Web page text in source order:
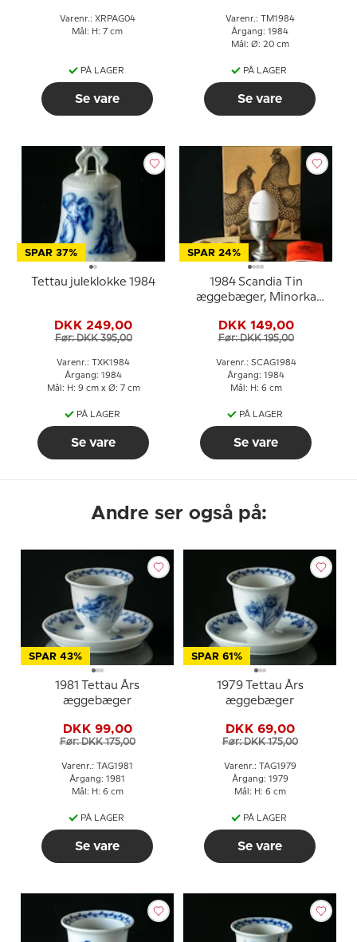
Varenr.: XRPAG04
Mål: H: 7 cm
PÅ LAGER
Se vare
Varenr.: TM1984
Årgang: 1984
Mål: Ø: 20 cm
PÅ LAGER
Se vare
SPAR 37%
Tettau juleklokke 1984
DKK 249,00
Før: DKK 395,00
Varenr.: TXK1984
Årgang: 1984
Mål: H: 9 cm x Ø: 7 cm
PÅ LAGER
Se vare
SPAR 24%
1984 Scandia Tin
æggebæger, Minorka
DKK 149,00
Før: DKK 195,00
Varenr.: SCAG1984
Årgang: 1984
Mål: H: 6 cm
PÅ LAGER
Se vare
Andre ser også på:
SPAR 43%
1981 Tettau Års
æggebæger
DKK 99,00
Før: DKK 175,00
Varenr.: TAG1981
Årgang: 1981
Mål: H: 6 cm
PÅ LAGER
Se vare
SPAR 61%
1979 Tettau Års
æggebæger
DKK 69,00
Før: DKK 175,00
Varenr.: TAG1979
Årgang: 1979
Mål: H: 6 cm
PÅ LAGER
Se vare